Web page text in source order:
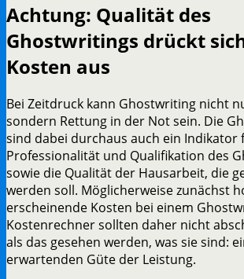
Achtung: Qualität des
Ghostwritings drückt
Kosten aus
Bei Zeitdruck kann Ghostwriting nicht
sondern Rettung in der Not sein. Die
sind dabei durchaus auch ein Indikator
Professionalität und Qualifikation des
sowie die Qualität der Hausarbeit, die
werden soll. Möglicherweise zunächst
erscheinende Kosten bei einem
Kostenrechner sollten daher nicht
als das gesehen werden, was sie sind:
erwartenden Güte der Leistung.